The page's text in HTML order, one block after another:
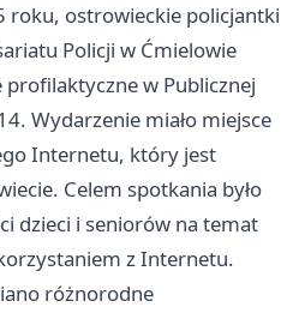
roku, ostrowieckie policjantki
Policji w Ćmielowie
w Publicznej
Wydarzenie miało miejsce
Internetu, który jest
Celem spotkania było
dzieci i seniorów na temat
z Internetu.
różnorodne